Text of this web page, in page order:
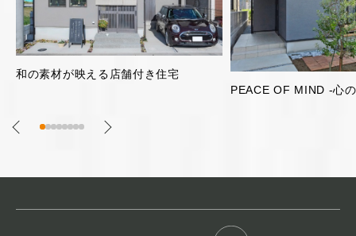
片流れ屋根のガレージ